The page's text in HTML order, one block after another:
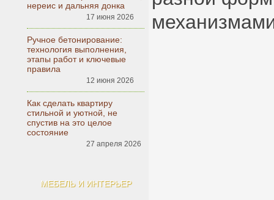
нереис и дальняя донка
17 июня 2026
Ручное бетонирование:
технология выполнения,
этапы работ и ключевые
правила
12 июня 2026
Как сделать квартиру
стильной и уютной, не
спустив на это целое
состояние
27 апреля 2026
МЕБЕЛЬ И ИНТЕРЬЕР